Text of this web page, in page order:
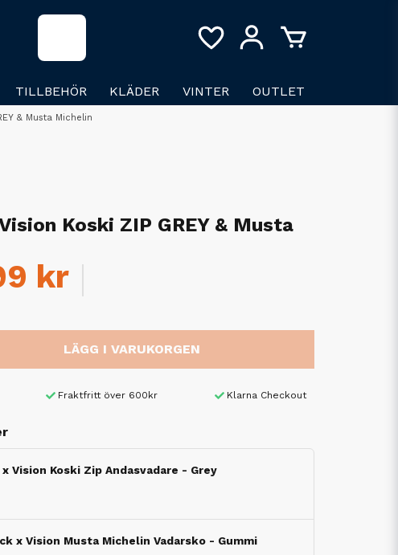
TILLBEHÖR KLÄDER VINTER OUTLET
& Musta Michelin
Koski ZIP GREY & Musta
kr
LÄGG I VARUKORGEN
Fraktfritt över 600kr Klarna Checkout
Vision Koski Zip Andasvadare - Grey
x Vision Musta Michelin Vadarsko - Gummi